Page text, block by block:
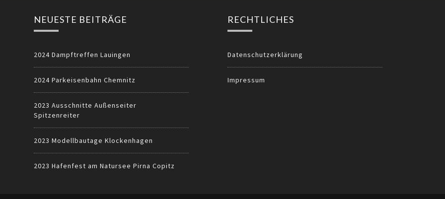
NEUESTE BEITRÄGE
2024 Dampftreffen Lauingen
2024 Parkeisenbahn Chemnitz
2023 Ausschnitte Außenseiter
Spitzenreiter
2023 Modellbautage Klockenhagen
2023 Hafenfest am Natursee Pirna Copitz
RECHTLICHES
Datenschutzerklärung
Impressum